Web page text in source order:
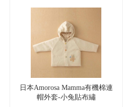
日本Amorosa Mamma有機棉連
帽外套-小兔貼布繡